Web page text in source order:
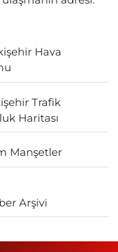
Hava
Trafik
Haritası
Manşetler
Arşivi